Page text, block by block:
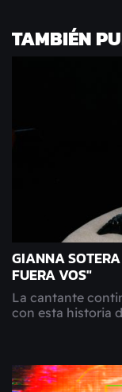
TAMBIÉN
GIANNA
FUERA VOS"
La cantante
con esta historia